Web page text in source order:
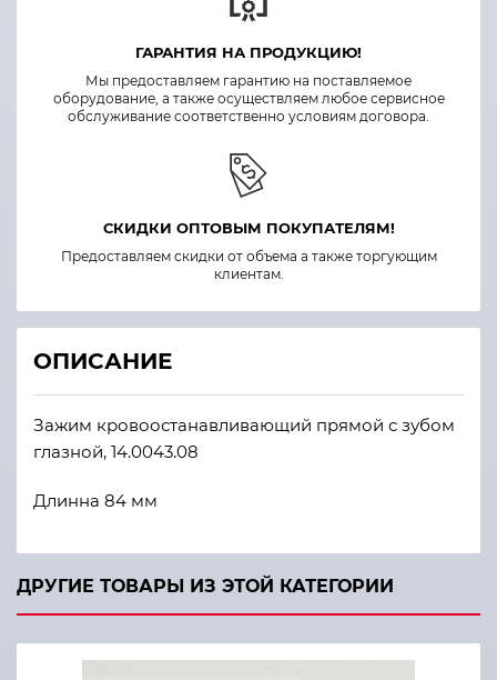
ГАРАНТИЯ НА ПРОДУКЦИЮ!
Мы предоставляем гарантию на поставляемое
оборудование, а также осуществляем любое сервисное
обслуживание соответственно условиям договора.
СКИДКИ ОПТОВЫМ ПОКУПАТЕЛЯМ!
Предоставляем скидки от объема а также торгующим
клиентам.
ОПИСАНИЕ
Зажим кровоостанавливающий прямой с зубом
глазной, 14.0043.08
Длинна 84 мм
ДРУГИЕ ТОВАРЫ ИЗ ЭТОЙ КАТЕГОРИИ